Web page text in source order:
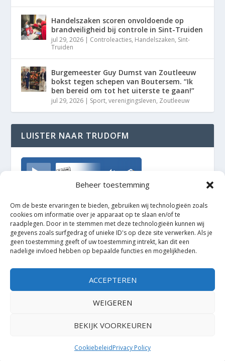
Beheer toestemming
Om de beste ervaringen te bieden, gebruiken wij technologieën zoals
cookies om informatie over je apparaat op te slaan en/of te
raadplegen. Door in te stemmen met deze technologieën kunnen wij
gegevens zoals surfgedrag of unieke ID's op deze site verwerken. Als je
geen toestemming geeft of uw toestemming intrekt, kan dit een
nadelige invloed hebben op bepaalde functies en mogelijkheden.
ACCEPTEREN
WEIGEREN
BEKIJK VOORKEUREN
CookiebeleidPrivacy Policy
Handelszaken scoren onvoldoende op
brandveiligheid bij controle in Sint-Truiden
jul 29, 2026 | Controleacties, Handelszaken, Sint-
Truiden
Burgemeester Guy Dumst van Zoutleeuw
bokst tegen schepen van Boutersem. “Ik
ben bereid om tot het uiterste te gaan!”
jul 29, 2026 | Sport,verenigingsleven, Zoutleeuw
LUISTER NAAR TRUDOFM
TrudoFM
Elegant Themes| Mogelijk gemaakt door